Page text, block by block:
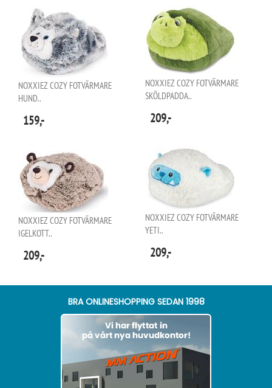
NOXXIEZ COZY FOTVÄRMARE
HUND..
159,-
NOXXIEZ COZY FOTVÄRMARE
SKÖLDPADDA..
209,-
NOXXIEZ COZY FOTVÄRMARE
IGELKOTT..
209,-
NOXXIEZ COZY FOTVÄRMARE
YETI..
209,-
BRA ONLINESHOPPING SEDAN 1998